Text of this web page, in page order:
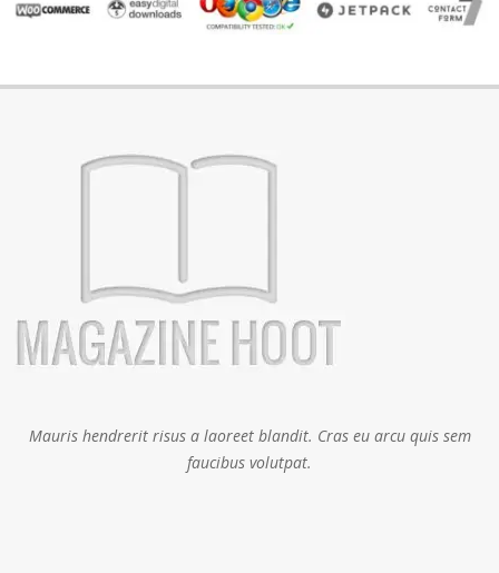
Mauris hendrerit risus a laoreet blandit. Cras eu arcu quis sem
faucibus volutpat.